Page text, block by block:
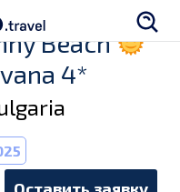
Beach
4*